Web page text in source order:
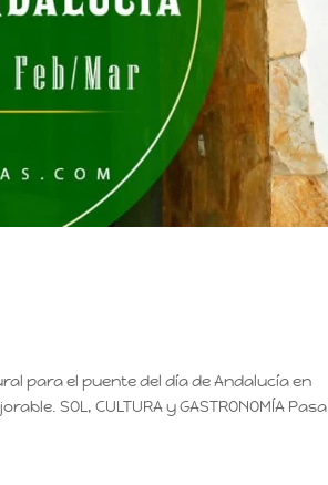
para el puente del día de Andalucía en
SOL, CULTURA y GASTRONOMÍA Pasa